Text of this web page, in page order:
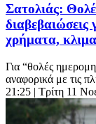
Σατολιάς:
διαβεβαιώσεις
χρήματα,
Για “θολές
αναφορικά με τις
21:25 | Τρίτη 11